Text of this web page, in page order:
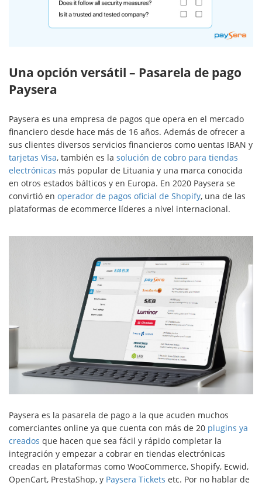
Una opción versátil – Pasarela de pago
Paysera
Paysera es una empresa de pagos que opera en el mercado
financiero desde hace más de 16 años. Además de ofrecer a
sus clientes diversos servicios financieros como uentas IBAN y
tarjetas Visa, también es la solución de cobro para tiendas
electrónicas más popular de Lituania y una marca conocida
en otros estados bálticos y en Europa. En 2020 Paysera se
convirtió en operador de pagos oficial de Shopify, una de las
plataformas de ecommerce líderes a nivel internacional.
Paysera es la pasarela de pago a la que acuden muchos
comerciantes online ya que cuenta con más de 20 plugins ya
creados que hacen que sea fácil y rápido completar la
integración y empezar a cobrar en tiendas electrónicas
creadas en plataformas como WooCommerce, Shopify, Ecwid,
OpenCart, PrestaShop, y Paysera Tickets etc. Por no hablar de